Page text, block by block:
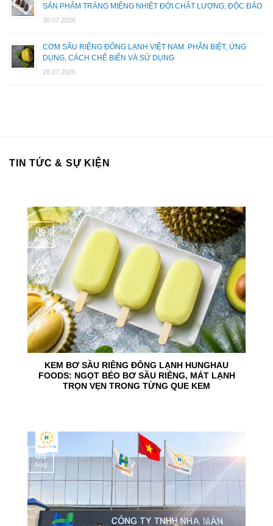
SẢN PHẨM TRÁNG MIỆNG NHIỆT ĐỚI CHẤT LƯỢNG, ĐỘC ĐÁO
30.07.2026
CƠM SẦU RIÊNG ĐÔNG LẠNH VIỆT NAM: PHÂN BIỆT, ỨNG
DỤNG, CÁCH CHẾ BIẾN VÀ SỬ DỤNG
28.07.2026
TIN TỨC & SỰ KIỆN
KEM BƠ SẦU RIÊNG ĐÔNG LẠNH HUNGHAU
FOODS: NGỌT BÉO BƠ SẦU RIÊNG, MÁT LẠNH
TRỌN VẸN TRONG TỪNG QUE KEM
06
Aug
05
Aug